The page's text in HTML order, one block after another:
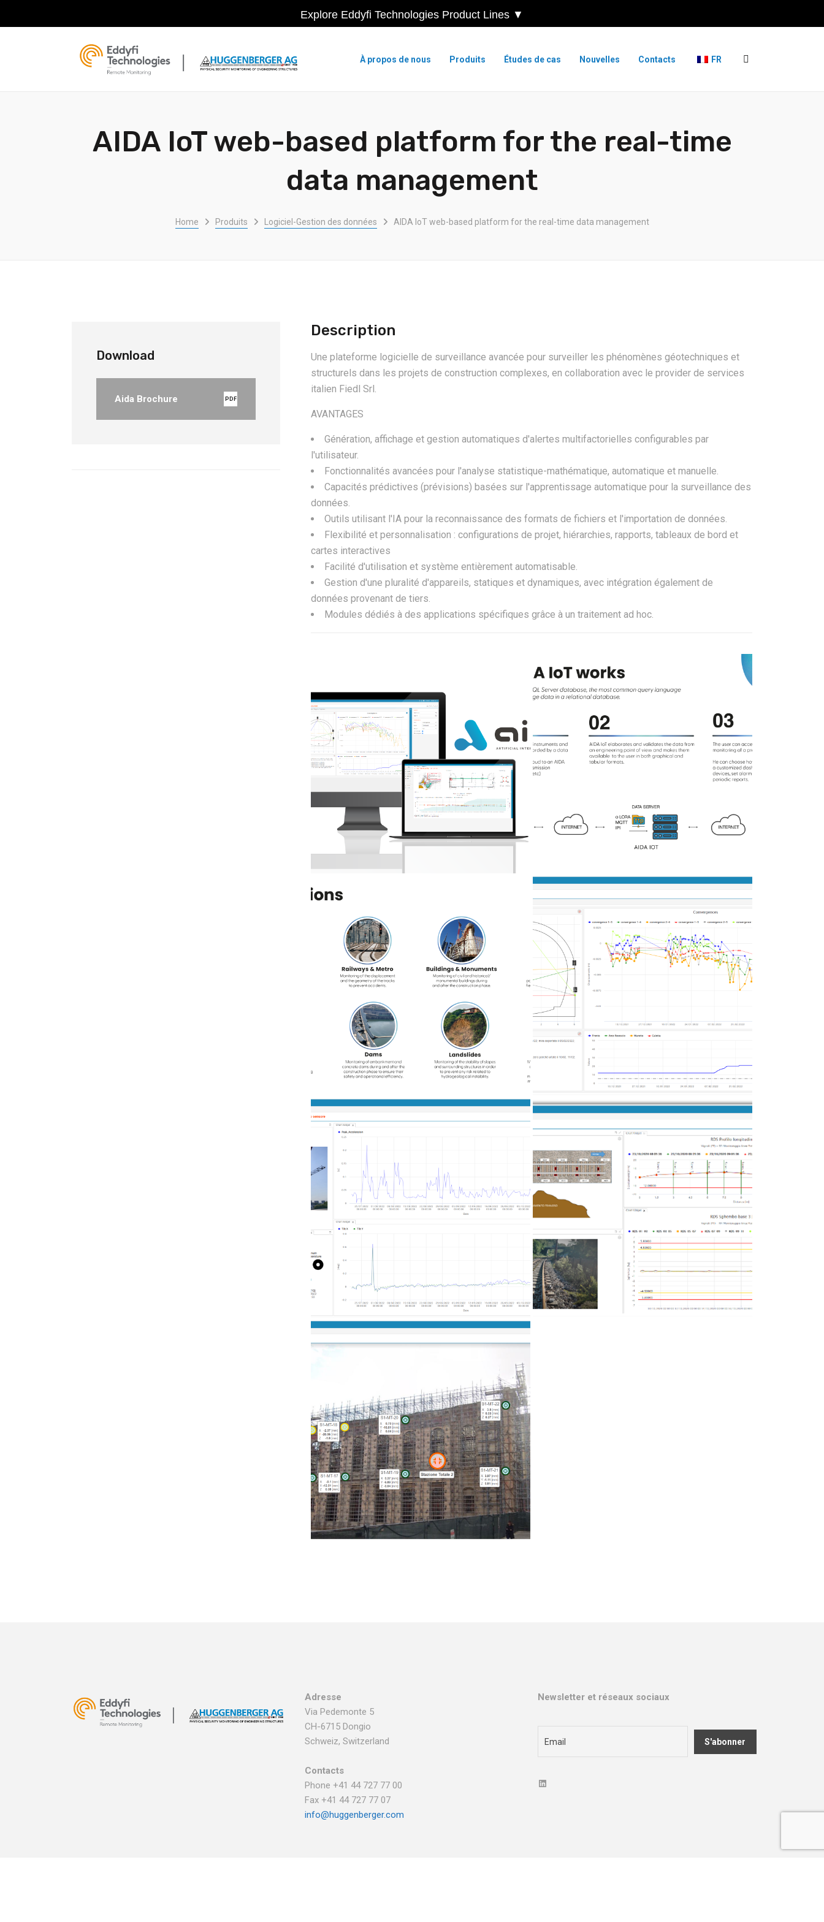
Explore Eddyfi Technologies Product Lines ▼
À propos de nous Produits Études de cas Nouvelles Contacts FR
AIDA IoT web-based platform for the real-time
data management
Home Produits Logiciel-Gestion des données AIDA IoT web-based platform for the real-time data management
Download
Aida Brochure PDF
Description
Une plateforme logicielle de surveillance avancée pour surveiller les phénomènes géotechniques et
structurels dans les projets de construction complexes, en collaboration avec le provider de services
italien Fiedl Srl.
AVANTAGES
Génération, affichage et gestion automatiques d'alertes multifactorielles configurables par
l'utilisateur.
Fonctionnalités avancées pour l'analyse statistique-mathématique, automatique et manuelle.
Capacités prédictives (prévisions) basées sur l'apprentissage automatique pour la surveillance des
données.
Outils utilisant l'IA pour la reconnaissance des formats de fichiers et l'importation de données.
Flexibilité et personnalisation : configurations de projet, hiérarchies, rapports, tableaux de bord et
cartes interactives
Facilité d'utilisation et système entièrement automatisable.
Gestion d'une pluralité d'appareils, statiques et dynamiques, avec intégration également de
données provenant de tiers.
Modules dédiés à des applications spécifiques grâce à un traitement ad hoc.
Adresse
Via Pedemonte 5
CH-6715 Dongio
Schweiz, Switzerland
Contacts
Phone +41 44 727 77 00
Fax +41 44 727 77 07
info@huggenberger.com
Newsletter et réseaux sociaux